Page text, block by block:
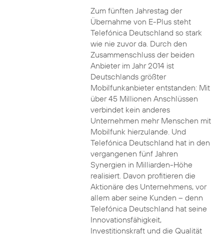
Zum fünften Jahrestag der
Übernahme von E-Plus steht
Telefónica Deutschland so stark
wie nie zuvor da. Durch den
Zusammenschluss der beiden
Anbieter im Jahr 2014 ist
Deutschlands größter
Mobilfunkanbieter entstanden: Mit
über 45 Millionen Anschlüssen
verbindet kein anderes
Unternehmen mehr Menschen mit
Mobilfunk hierzulande. Und
Telefónica Deutschland hat in den
vergangenen fünf Jahren
Synergien in Milliarden-Höhe
realisiert. Davon profitieren die
Aktionäre des Unternehmens, vor
allem aber seine Kunden – denn
Telefónica Deutschland hat seine
Innovationsfähigkeit,
Investitionskraft und die Qualität